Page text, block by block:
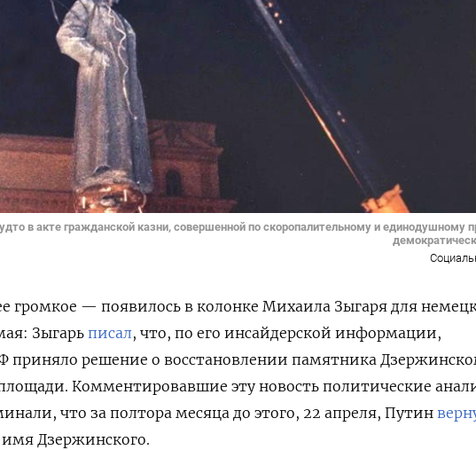
в акте гражданской казни, совершенной по скоропалительному и единодушному
громкое — появилось в колонке Михаила Зыгаря для
Зыгарь писал, что, по его инсайдерской информации,
приняло решение о восстановлении памятника
Комментировавшие эту новость политические
что за полтора месяца до этого, 22 апреля, Путин
Дзержинского.